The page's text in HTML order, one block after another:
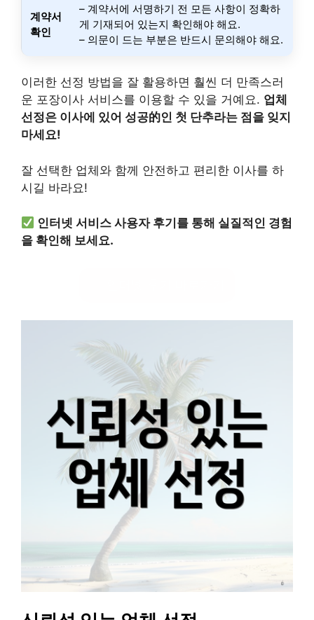
계약서
확인
– 계약서에 서명하기 전 모든 사항이 정확하
게 기재되어 있는지 확인해야 해요.
– 의문이 드는 부분은 반드시 문의해야 해요.
이러한 선정 방법을 잘 활용하면 훨씬 더 만족스러
운 포장이사 서비스를 이용할 수 있을 거예요. 업체
선정은 이사에 있어 성공的인 첫 단추라는 점을 잊지
마세요!
잘 선택한 업체와 함께 안전하고 편리한 이사를 하
시길 바라요!
인터넷 서비스 사용자 후기를 통해 실질적인 경험
을 확인해 보세요.